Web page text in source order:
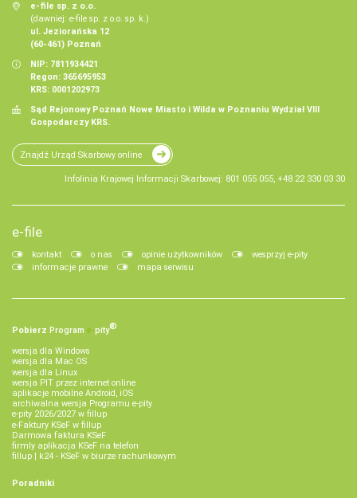
e-file sp. z o.o.
(dawniej: e-file sp. z o.o. sp. k.)
ul. Jeziorańska 12
(60-461) Poznań
NIP: 7811934421
Regon: 365695953
KRS: 0001202973
Sąd Rejonowy Poznań Nowe Miasto i Wilda w Poznaniu Wydział VIII
Gospodarczy KRS.
Znajdź Urząd Skarbowy online
Infolinia Krajowej Informacji Skarbowej: 801 055 055, +48 22 330 03 30
e-file
kontakt o nas opinie użytkowników
wesprzyj e-pity
informacje prawne
mapa serwisu
Pobierz Program e‑pity®
wersja dla Windows
wersja dla Mac OS
wersja dla Linux
wersja PIT przez internet online
aplikacje mobilne Android, iOS
archiwalna wersja Programu e-pity
e-pity 2026/2027 w fillup
e‑Faktury KSeF w fillup
Darmowa faktura KSeF
firmly aplikacja KSeF na telefon
fillup | k24 - KSeF w biurze rachunkowym
Poradniki